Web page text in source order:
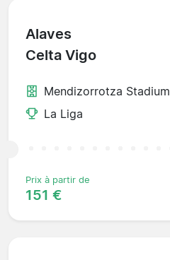
Alaves
Celta Vigo
Mendizorrotza Stadium
La Liga
Prix à partir de
151 €